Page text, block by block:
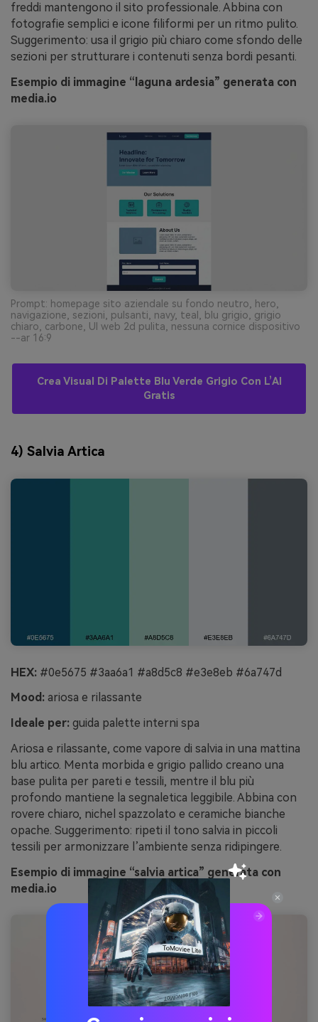
freddi mantengono il sito professionale. Abbina con
fotografie semplici e icone filiformi per un ritmo pulito.
Suggerimento: usa il grigio più chiaro come sfondo delle
sezioni per strutturare i contenuti senza bordi pesanti.
Esempio di immagine “laguna ardesia” generata con
media.io
Prompt: homepage sito aziendale su fondo neutro, hero,
navigazione, sezioni, pulsanti, navy, teal, blu grigio, grigio
chiaro, carbone, UI web 2d pulita, nessuna cornice dispositivo
--ar 16:9
Crea Visual Di Palette Blu Verde Grigio Con L’AI
Gratis
4) Salvia Artica
HEX: #0e5675 #3aa6a1 #a8d5c8 #e3e8eb #6a747d
Mood: ariosa e rilassante
Ideale per: guida palette interni spa
Ariosa e rilassante, come vapore di salvia in una mattina
blu artico. Menta morbida e grigio pallido creano una
base pulita per pareti e tessili, mentre il blu più
profondo mantiene la segnaletica leggibile. Abbina con
rovere chiaro, nichel spazzolato e ceramiche bianche
opache. Suggerimento: ripeti il tono salvia in piccoli
tessili per armonizzare l’ambiente senza ridipingere.
Esempio di immagine “salvia artica” generata con
media.io